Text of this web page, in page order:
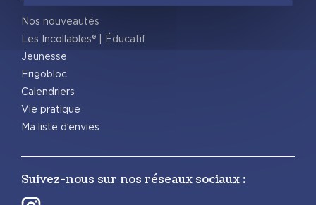
Nos nouveautés
Les Incollables® | Éducatif
Jeunesse
Frigobloc
Calendriers
Vie pratique
Ma liste d’envies
Suivez-nous sur nos réseaux sociaux :